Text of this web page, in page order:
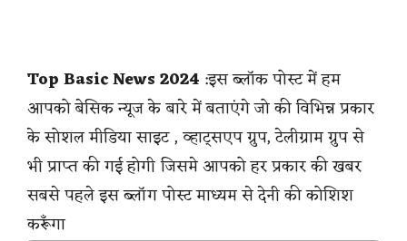
Top Basic News 2024 :इस ब्लॉक पोस्ट में हम
आपको बेसिक न्यूज के बारे में बताएंगे जो की विभिन्न प्रकार
के सोशल मीडिया साइट , व्हाट्सएप ग्रुप, टेलीग्राम ग्रुप से
भी प्राप्त की गई होगी जिसमे आपको हर प्रकार की खबर
सबसे पहले इस ब्लॉग पोस्ट माध्यम से देनी की कोशिश
करूँगा